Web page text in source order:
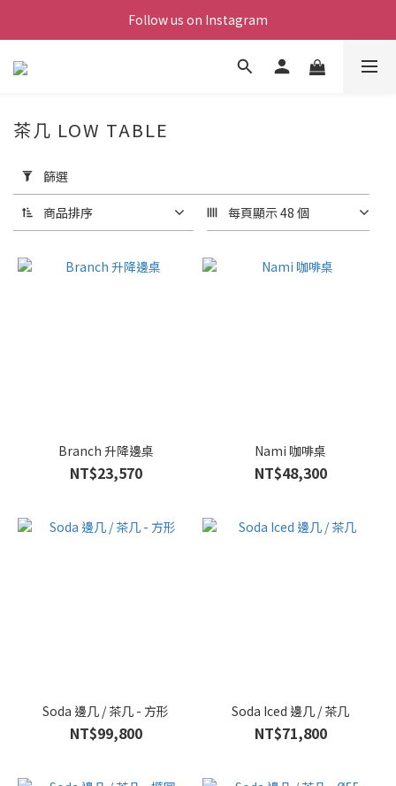
Follow us on Instagram
用
篩
選
(0/20)
價格
茶几 LOW TABLE
篩選
商品排序 每頁顯示 48 個
Branch 升降邊桌
NT$23,570
Nami 咖啡桌
NT$48,300
Soda 邊几 / 茶几 - 方形
NT$99,800
Soda Iced 邊几 / 茶几
NT$71,800